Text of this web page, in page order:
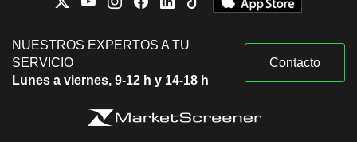
NUESTROS EXPERTOS A TU
SERVICIO
Lunes a viernes, 9-12 h y 14-18 h
Contacto